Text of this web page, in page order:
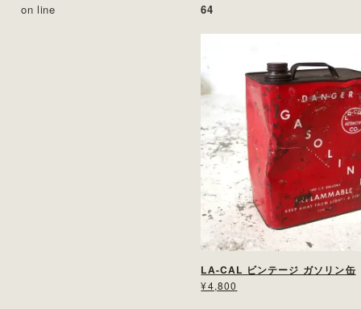
on line 64
LA-CAL ビンテージ ガソリン缶
¥4,800